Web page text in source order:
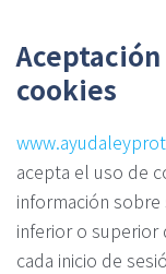
cookies
acepta el uso de
información
inferior o superior
cada inicio de